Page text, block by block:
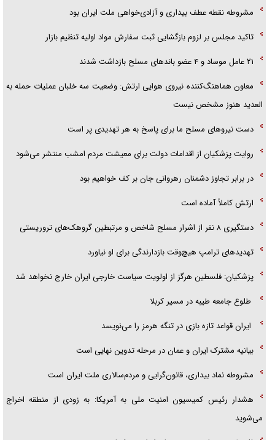
گزارش «جوان» از قوانین سخت‌گیرانه ۶ قاره در برابر یورش به پاسگاه‌های
مشروطه نقطه عطف بیداری و آزادی‌خواهی ملت ایران بود
تاکید مجلس بر لزوم بازگشایی ثبت سفارش مواد اولیه تنظیم بازار
۲۱ عامل موساد و ۴ عضو باند‌های مسلح بازداشت شدند
معاون هماهنگ‌کننده نیروی هوایی ارتش: وضعیت سه خلبان عملیات حمله به
العدید هنوز مشخص نیست
دست نیرو‌های مسلح ما برای پاسخ به هر تهدیدی پر است
روایت پزشکیان از اقدامات دولت برای معیشت مردم امشب منتشر می‌شود
در برابر تجاوز دشمنان رهروانی جان بر کف خواهیم بود
ارتش کاملاً آماده است
دستگیری ۸ نفر از اشرار مسلح شاخص و مرتبطین گروهک‌های تروریستی
تهدید‌های ترامپ هیچ‌وقت بازدارندگی برای او نیاورد
پزشکیان: فلسطین هرگز از اولویت سیاست خارجی ایران خارج نخواهد شد
طلوع جامعه طیبه در مسیر کربلا
ایران قواعد تازه بازی در تنگه هرمز را می‌نویسد
بیانیه مشترک ایران و عمان در مرحله تدوین نهایی است
مشروطه نماد بیداری، قانون‌گرایی و مردم‌سالاری ملت ایران است
هشدار رئیس کمیسیون امنیت ملی به آمریکا: به زودی از منطقه اخراج
می‌شوید